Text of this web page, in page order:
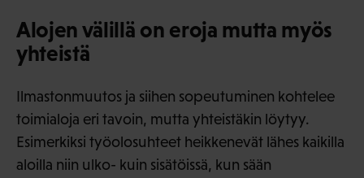
Alojen välillä on eroja mutta myös
yhteistä
Ilmastonmuutos ja siihen sopeutuminen kohtelee
toimialoja eri tavoin, mutta yhteistäkin löytyy.
Esimerkiksi työolosuhteet heikkenevät lähes kaikilla
aloilla niin ulko- kuin sisätöissä, kun sään